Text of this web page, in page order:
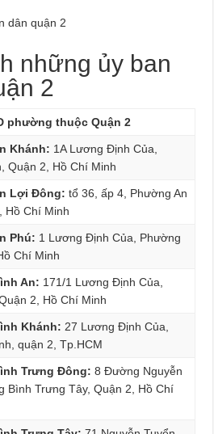
những ủy ban
2
phường thuộc Quận 2
Khánh: 1A Lương Định Của,
Quận 2, Hồ Chí Minh
Lợi Đông: tổ 36, ấp 4, Phường An
Hồ Chí Minh
Phú: 1 Lương Định Của, Phường
Chí Minh
An: 171/1 Lương Định Của,
2, Hồ Chí Minh
Khánh: 27 Lương Định Của,
quận 2, Tp.HCM
Trưng Đông: 8 Đường Nguyễn
Bình Trưng Tây, Quận 2, Hồ Chí